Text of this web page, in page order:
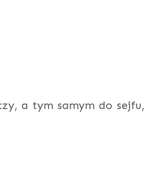
a tym samym do sejfu,